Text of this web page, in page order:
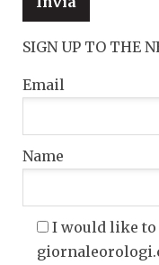
SIGN UP TO THE
Email
Name
I would like to